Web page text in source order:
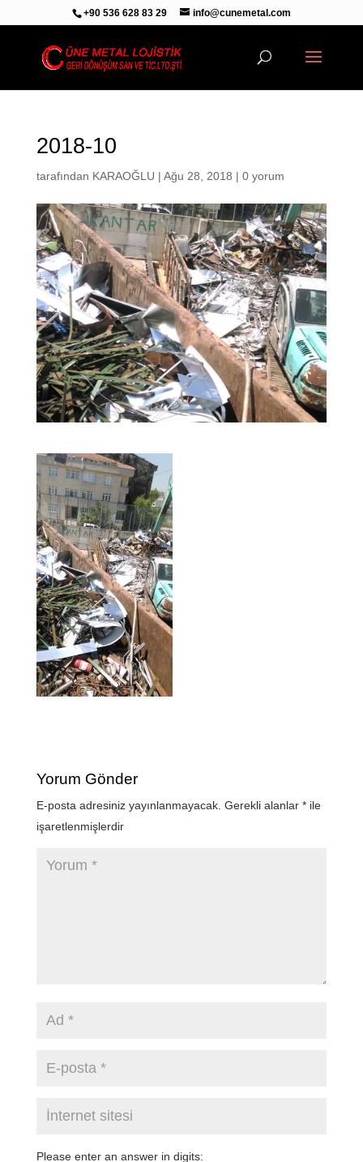
+90 536 628 83 29 info@cunemetal.com
2018-10
tarafından KARAOĞLU | Ağu 28, 2018 | 0 yorum
Yorum Gönder
E-posta adresiniz yayınlanmayacak. Gerekli alanlar *ile
işaretlenmişlerdir
Please enter an answer in digits: